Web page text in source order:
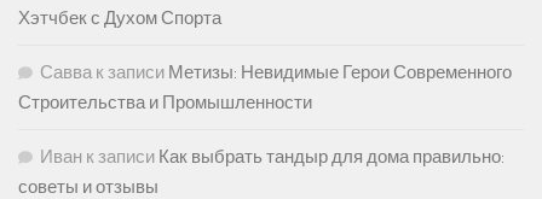
Хэтчбек с Духом Спорта
Саввак записи Метизы: Невидимые Герои Современного
Строительства и Промышленности
Иван к записи Как выбрать тандыр для дома правильно:
советы и отзывы